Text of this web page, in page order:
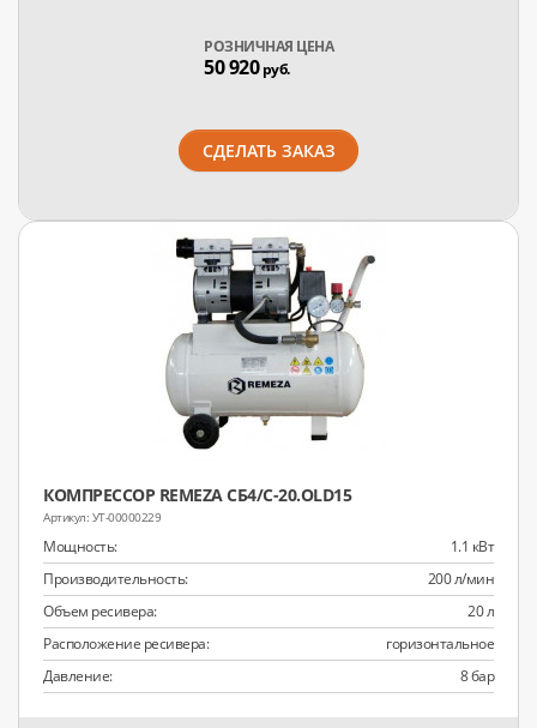
РОЗНИЧНАЯ ЦЕНА
50 920руб.
СДЕЛАТЬ ЗАКАЗ
КОМПРЕССОР REMEZA СБ4/С-20.OLD15
УТ-00000229
Мощность:
1.1 кВт
Производительность:
200 л/мин
Объем ресивера:
20 л
Расположение ресивера:
горизонтальное
Давление:
8 бар